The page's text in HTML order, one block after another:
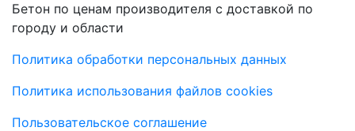
Бетон по ценам производителя с доставкой по
городу и области
Политика обработки персональных данных
Политика использования файлов cookies
Пользовательское соглашение